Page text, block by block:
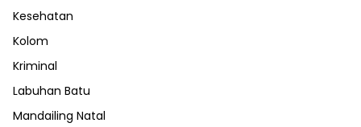
Kesehatan
Kolom
Kriminal
Labuhan Batu
Mandailing Natal